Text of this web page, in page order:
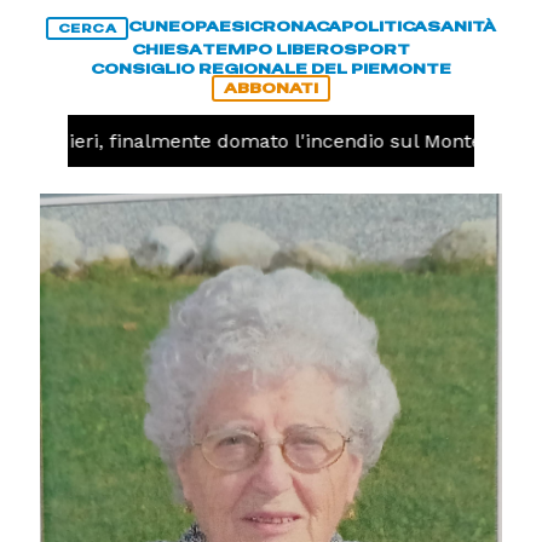
CERCA CUNEOPAESICRONACAPOLITICASANITÀ
CHIESATEMPO LIBEROSPORT
CONSIGLIO REGIONALE DEL PIEMONTE
ABBONATI
Valdieri, finalmente domato l'incendio sul Monte Piastra